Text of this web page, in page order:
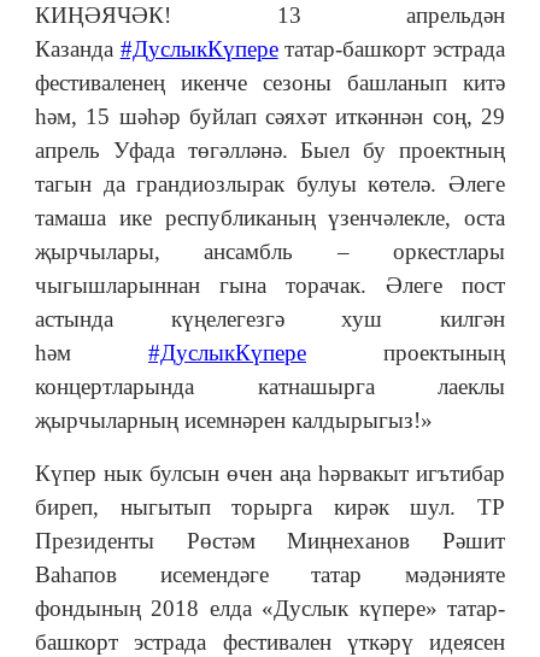
КИҢӘЯЧӘК! 13 апрельдән
Казанда #ДуслыкКүперетатар-башкорт эстрада
фестиваленең икенче сезоны башланып китә
һәм, 15 шәһәр буйлап сәяхәт иткәннән соң, 29
апрель Уфада төгәлләнә. Быел бу проектның
тагын да грандиозлырак булуы көтелә. Әлеге
тамаша ике республиканың үзенчәлекле, оста
җырчылары, ансамбль–оркестлары
чыгышларыннан гына торачак. Әлеге пост
астында күңелегезгә хуш килгән
һәм #ДуслыкКүпере проектының
концертларында катнашырга лаеклы
җырчыларның исемнәрен калдырыгыз!»
Күпер нык булсын өчен аңа һәрвакыт игътибар
биреп, ныгытып торырга кирәк шул. ТР
Президенты Рөстәм Миңнеханов Рәшит
Ваһапов исемендәге татар мәдәнияте
фондының 2018 елда «Дуслык күпере» татар-
башкорт эстрада фестивален үткәрү идеясен